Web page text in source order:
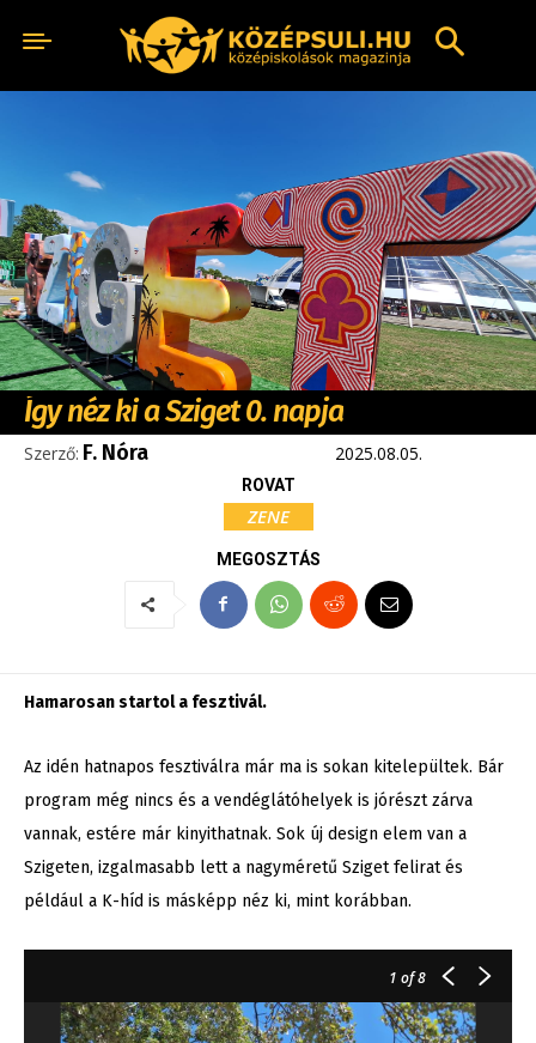
Így néz ki a Sziget 0. napja
Szerző: F. Nóra 2025.08.05.
ROVAT
ZENE
MEGOSZTÁS
Hamarosan startol a fesztivál.
Az idén hatnapos fesztiválra már ma is sokan kitelepültek. Bár
program még nincs és a vendéglátóhelyek is jórészt zárva
vannak, estére már kinyithatnak. Sok új design elem van a
Szigeten, izgalmasabb lett a nagyméretű Sziget felirat és
például a K-híd is másképp néz ki, mint korábban.
1 of 8